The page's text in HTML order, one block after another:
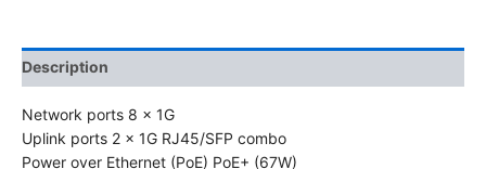
Description
Network ports 8 x 1G
Uplink ports 2 x 1G RJ45/SFP combo
Power over Ethernet (PoE) PoE+ (67W)